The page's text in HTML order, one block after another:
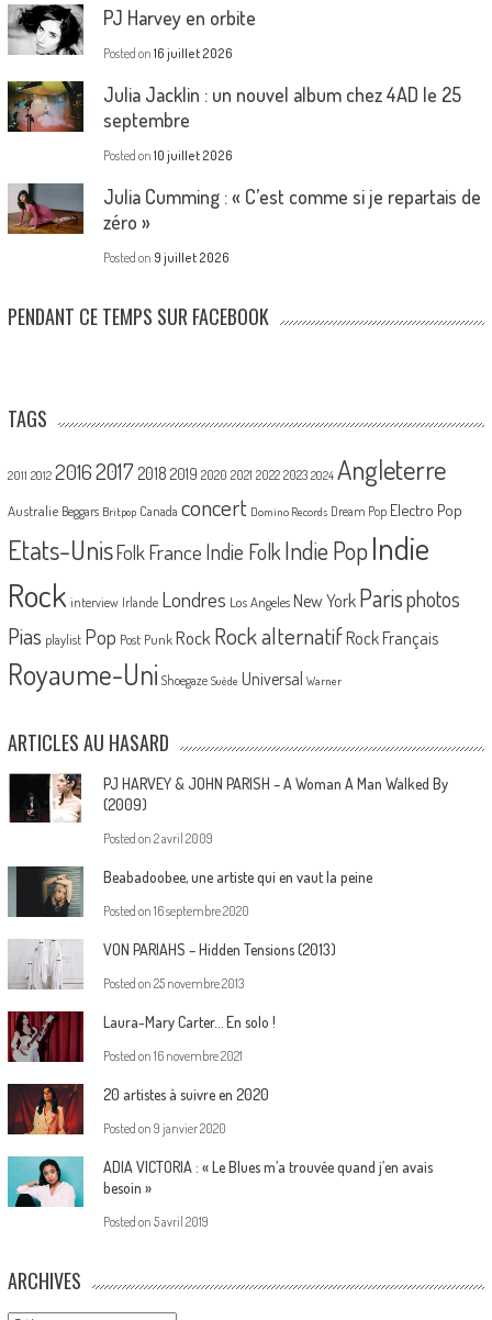
PJ Harvey en orbite
Posted on 16 juillet 2026
Julia Jacklin : un nouvel album chez 4AD le 25
septembre
Posted on 10 juillet 2026
Julia Cumming : « C’est comme si je repartais de
zéro »
Posted on 9 juillet 2026
PENDANT CE TEMPS SUR FACEBOOK
TAGS
2011 2012 20162017 2018 2019 2020 2021 2022 2023 2024 Angleterre
Australie Beggars Britpop Canada concert Domino Records Dream Pop Electro Pop
Etats-UnisFolk France Indie FolkIndie PopIndie
Rock interview Irlande Londres Los Angeles New York Parisphotos
Pias playlist Pop Post Punk Rock Rock alternatif Rock Français
Royaume-Uni Shoegaze Suède Universal Warner
ARTICLES AU HASARD
PJ HARVEY & JOHN PARISH – A Woman A Man Walked By
(2009)
Posted on 2 avril 2009
Beabadoobee, une artiste qui en vaut la peine
Posted on 16 septembre 2020
VON PARIAHS – Hidden Tensions (2013)
Posted on 25 novembre 2013
Laura-Mary Carter… En solo !
Posted on 16 novembre 2021
20 artistes à suivre en 2020
Posted on 9 janvier 2020
ADIA VICTORIA : « Le Blues m’a trouvée quand j’en avais
besoin »
Posted on 5 avril 2019
ARCHIVES